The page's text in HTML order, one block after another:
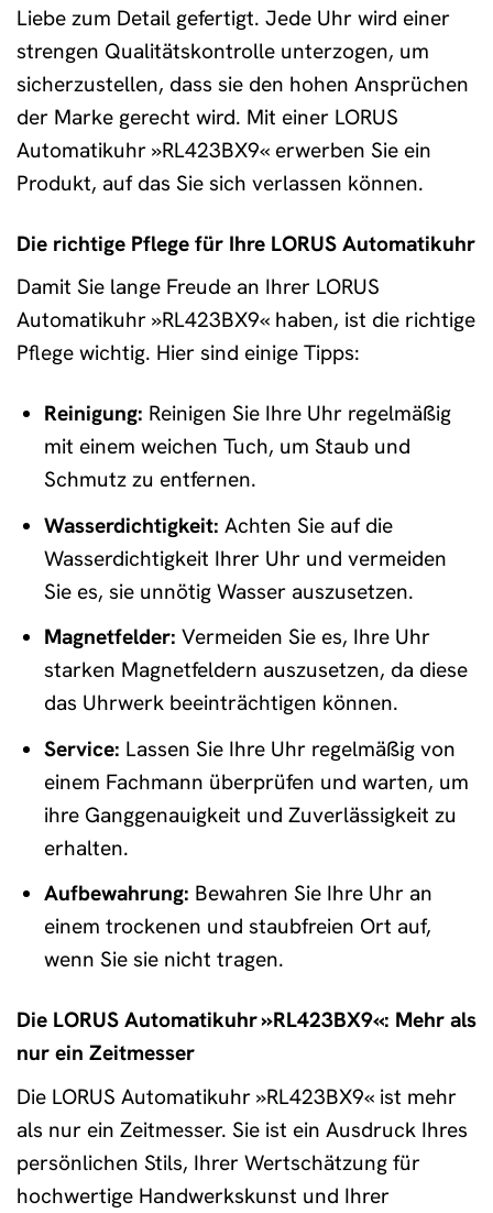
Liebe zum Detail gefertigt. Jede Uhr wird einer
strengen Qualitätskontrolle unterzogen, um
sicherzustellen, dass sie den hohen Ansprüchen
der Marke gerecht wird. Mit einer LORUS
Automatikuhr »RL423BX9« erwerben Sie ein
Produkt, auf das Sie sich verlassen können.
Die richtige Pflege für Ihre LORUS Automatikuhr
Damit Sie lange Freude an Ihrer LORUS
Automatikuhr »RL423BX9« haben, ist die richtige
Pflege wichtig. Hier sind einige Tipps:
Reinigung: Reinigen Sie Ihre Uhr regelmäßig
mit einem weichen Tuch, um Staub und
Schmutz zu entfernen.
Wasserdichtigkeit: Achten Sie auf die
Wasserdichtigkeit Ihrer Uhr und vermeiden
Sie es, sie unnötig Wasser auszusetzen.
Magnetfelder: Vermeiden Sie es, Ihre Uhr
starken Magnetfeldern auszusetzen, da diese
das Uhrwerk beeinträchtigen können.
Service: Lassen Sie Ihre Uhr regelmäßig von
einem Fachmann überprüfen und warten, um
ihre Ganggenauigkeit und Zuverlässigkeit zu
erhalten.
Aufbewahrung: Bewahren Sie Ihre Uhr an
einem trockenen und staubfreien Ort auf,
wenn Sie sie nicht tragen.
Die LORUS Automatikuhr »RL423BX9«: Mehr als
nur ein Zeitmesser
Die LORUS Automatikuhr »RL423BX9« ist mehr
als nur ein Zeitmesser. Sie ist ein Ausdruck Ihres
persönlichen Stils, Ihrer Wertschätzung für
hochwertige Handwerkskunst und Ihrer